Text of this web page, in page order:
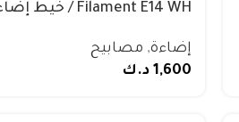
Filament E14 WH / خيط إضاءة E14 WH
إضاءة, مصابيح
1,600 د.ك